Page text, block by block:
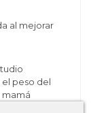
al mejorar
peso del
mamá